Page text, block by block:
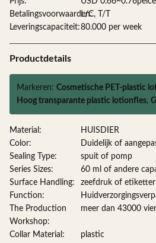
Betalingsvoorwaarden:L/C, T/T
Leveringscapaciteit:80.000 per week
Productdetails
Markeren: Cosmetische PET-plastic
Hoog transparante plastic lotionfles,
Material:
HUISDIER
Color:
Duidelijk of
Sealing Type:
spuit of pomp
Series Sizes:
60 ml of andere
Surface Handling:
zeefdruk of
Function:
The Production
Workshop:
meer dan 43000
Collar Material:
plastic